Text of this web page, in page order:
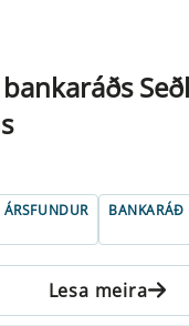
ÁRSFUNDUR BANKARÁÐ
Lesa meira